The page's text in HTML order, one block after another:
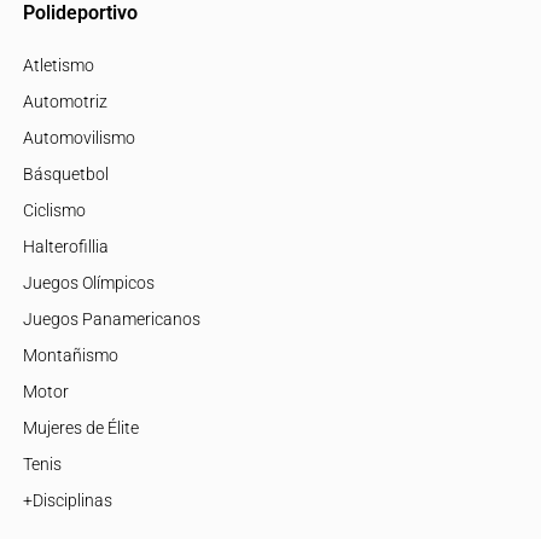
Polideportivo
Atletismo
Automotriz
Automovilismo
Básquetbol
Ciclismo
Halterofillia
Juegos Olímpicos
Juegos Panamericanos
Montañismo
Motor
Mujeres de Élite
Tenis
+Disciplinas